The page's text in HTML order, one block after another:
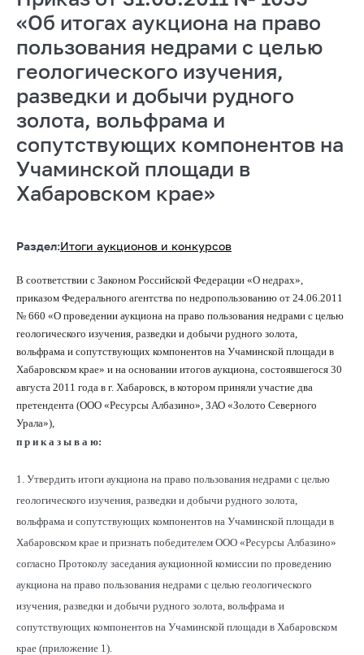
«Об итогах аукциона на право
пользования недрами с целью
геологического изучения,
разведки и добычи рудного
золота, вольфрама и
сопутствующих компонентов на
Учаминской площади в
Хабаровском крае»
Раздел:Итоги аукционов и конкурсов
В соответствии с Законом Российской Федерации «О недрах»,
приказом Федерального агентства по недропользованию от 24.06.2011
№ 660 «О проведении аукциона на право пользования недрами с целью
геологического изучения, разведки и добычи рудного золота,
вольфрама и сопутствующих компонентов на Учаминской площади в
Хабаровском крае» и на основании итогов аукциона, состоявшегося 30
августа 2011 года в г. Хабаровск, в котором приняли участие два
претендента (ООО «Ресурсы Албазино», ЗАО «Золото Северного
Урала»),
п р и к а з ы в а ю:
1. Утвердить итоги аукциона на право пользования недрами с целью
геологического изучения, разведки и добычи рудного золота,
вольфрама и сопутствующих компонентов на Учаминской площади в
Хабаровском крае и признать победителем ООО «Ресурсы Албазино»
согласно Протоколу заседания аукционной комиссии по проведению
аукциона на право пользования недрами с целью геологического
изучения, разведки и добычи рудного золота, вольфрама и
сопутствующих компонентов на Учаминской площади в Хабаровском
крае (приложение 1).